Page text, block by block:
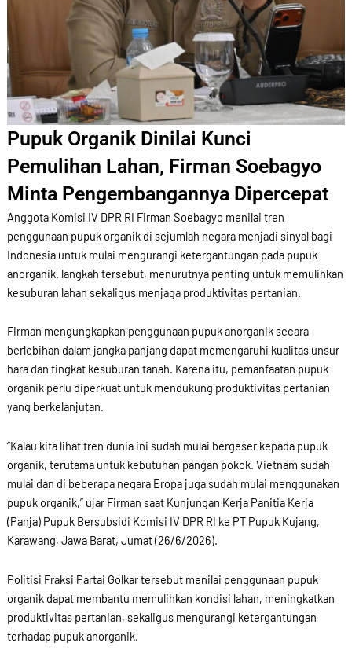
Pupuk Organik Dinilai Kunci
Pemulihan Lahan, Firman Soebagyo
Minta Pengembangannya Dipercepat
Anggota Komisi IV DPR RI Firman Soebagyo menilai tren
penggunaan pupuk organik di sejumlah negara menjadi sinyal bagi
Indonesia untuk mulai mengurangi ketergantungan pada pupuk
anorganik. langkah tersebut, menurutnya penting untuk memulihkan
kesuburan lahan sekaligus menjaga produktivitas pertanian.
Firman mengungkapkan penggunaan pupuk anorganik secara
berlebihan dalam jangka panjang dapat memengaruhi kualitas unsur
hara dan tingkat kesuburan tanah. Karena itu, pemanfaatan pupuk
organik perlu diperkuat untuk mendukung produktivitas pertanian
yang berkelanjutan.
“Kalau kita lihat tren dunia ini sudah mulai bergeser kepada pupuk
organik, terutama untuk kebutuhan pangan pokok. Vietnam sudah
mulai dan di beberapa negara Eropa juga sudah mulai menggunakan
pupuk organik,” ujar Firman saat Kunjungan Kerja Panitia Kerja
(Panja) Pupuk Bersubsidi Komisi IV DPR RI ke PT Pupuk Kujang,
Karawang, Jawa Barat, Jumat (26/6/2026).
Politisi Fraksi Partai Golkar tersebut menilai penggunaan pupuk
organik dapat membantu memulihkan kondisi lahan, meningkatkan
produktivitas pertanian, sekaligus mengurangi ketergantungan
terhadap pupuk anorganik.